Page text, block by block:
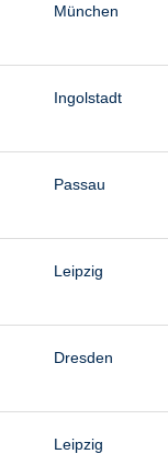
München
Ingolstadt
Passau
Leipzig
Dresden
Leipzig